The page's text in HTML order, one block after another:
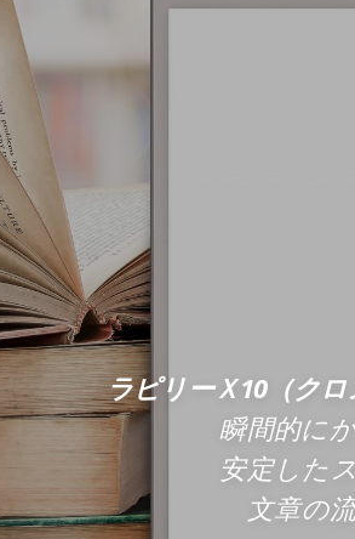
問題文
時間
する時
ラピリーＸ10（ク
瞬間的に
安定した
文章の